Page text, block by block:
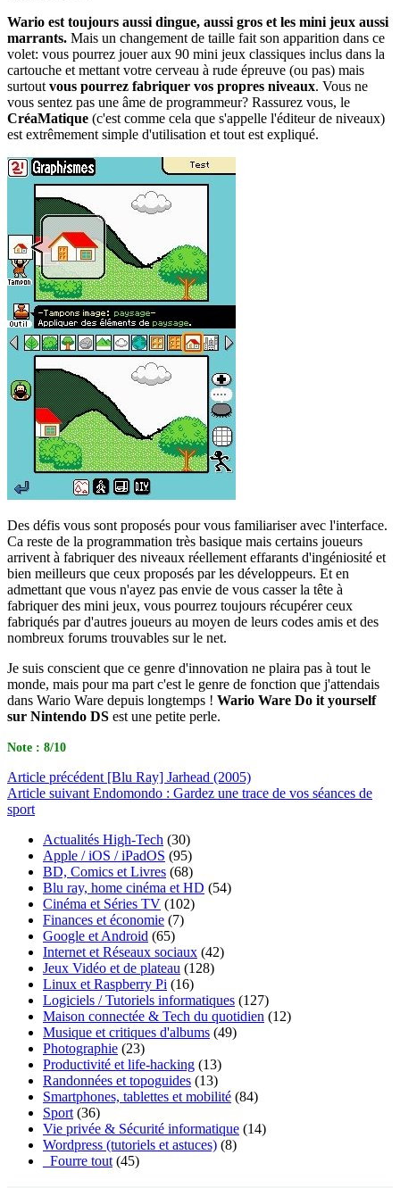
Wario est toujours aussi dingue, aussi gros et les mini jeux aussi
marrants. Mais un changement de taille fait son apparition dans ce
volet: vous pourrez jouer aux 90 mini jeux classiques inclus dans la
cartouche et mettant votre cerveau à rude épreuve (ou pas) mais
surtout vous pourrez fabriquer vos propres niveaux. Vous ne
vous sentez pas une âme de programmeur? Rassurez vous, le
CréaMatique (c'est comme cela que s'appelle l'éditeur de niveaux)
est extrêmement simple d'utilisation et tout est expliqué.
Des défis vous sont proposés pour vous familiariser avec l'interface.
Ca reste de la programmation très basique mais certains joueurs
arrivent à fabriquer des niveaux réellement effarants d'ingéniosité et
bien meilleurs que ceux proposés par les développeurs. Et en
admettant que vous n'ayez pas envie de vous casser la tête à
fabriquer des mini jeux, vous pourrez toujours récupérer ceux
fabriqués par d'autres joueurs au moyen de leurs codes amis et des
nombreux forums trouvables sur le net.
Je suis conscient que ce genre d'innovation ne plaira pas à tout le
monde, mais pour ma part c'est le genre de fonction que j'attendais
dans Wario Ware depuis longtemps ! Wario Ware Do it yourself
sur Nintendo DS est une petite perle.
Note : 8/10
Article précédent [Blu Ray] Jarhead (2005)
Article suivant Endomondo : Gardez une trace de vos séances de
sport
Actualités High-Tech (30)
Apple / iOS / iPadOS (95)
BD, Comics et Livres (68)
Blu ray, home cinéma et HD (54)
Cinéma et Séries TV (102)
Finances et économie (7)
Google et Android (65)
Internet et Réseaux sociaux (42)
Jeux Vidéo et de plateau (128)
Linux et Raspberry Pi (16)
Logiciels / Tutoriels informatiques (127)
Maison connectée & Tech du quotidien (12)
Musique et critiques d'albums (49)
Photographie (23)
Productivité et life-hacking (13)
Randonnées et topoguides (13)
Smartphones, tablettes et mobilité (84)
Sport (36)
Vie privée & Sécurité informatique (14)
Wordpress (tutoriels et astuces) (8)
_Fourre tout (45)